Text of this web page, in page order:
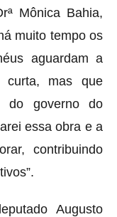
Mônica Bahia,
muito tempo os
aguardam a
curta, mas que
do governo do
essa obra e a
contribuindo
Augusto